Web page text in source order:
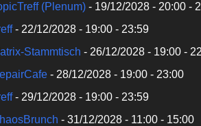
(Plenum) - 19/12/2028 - 20:00 -
- 22/12/2028 - 19:00 - 23:59
Stammtisch - 26/12/2028 - 19:00 -
- 28/12/2028 - 19:00 - 23:00
- 29/12/2028 - 19:00 - 23:59
- 31/12/2028 - 11:00 - 15:00